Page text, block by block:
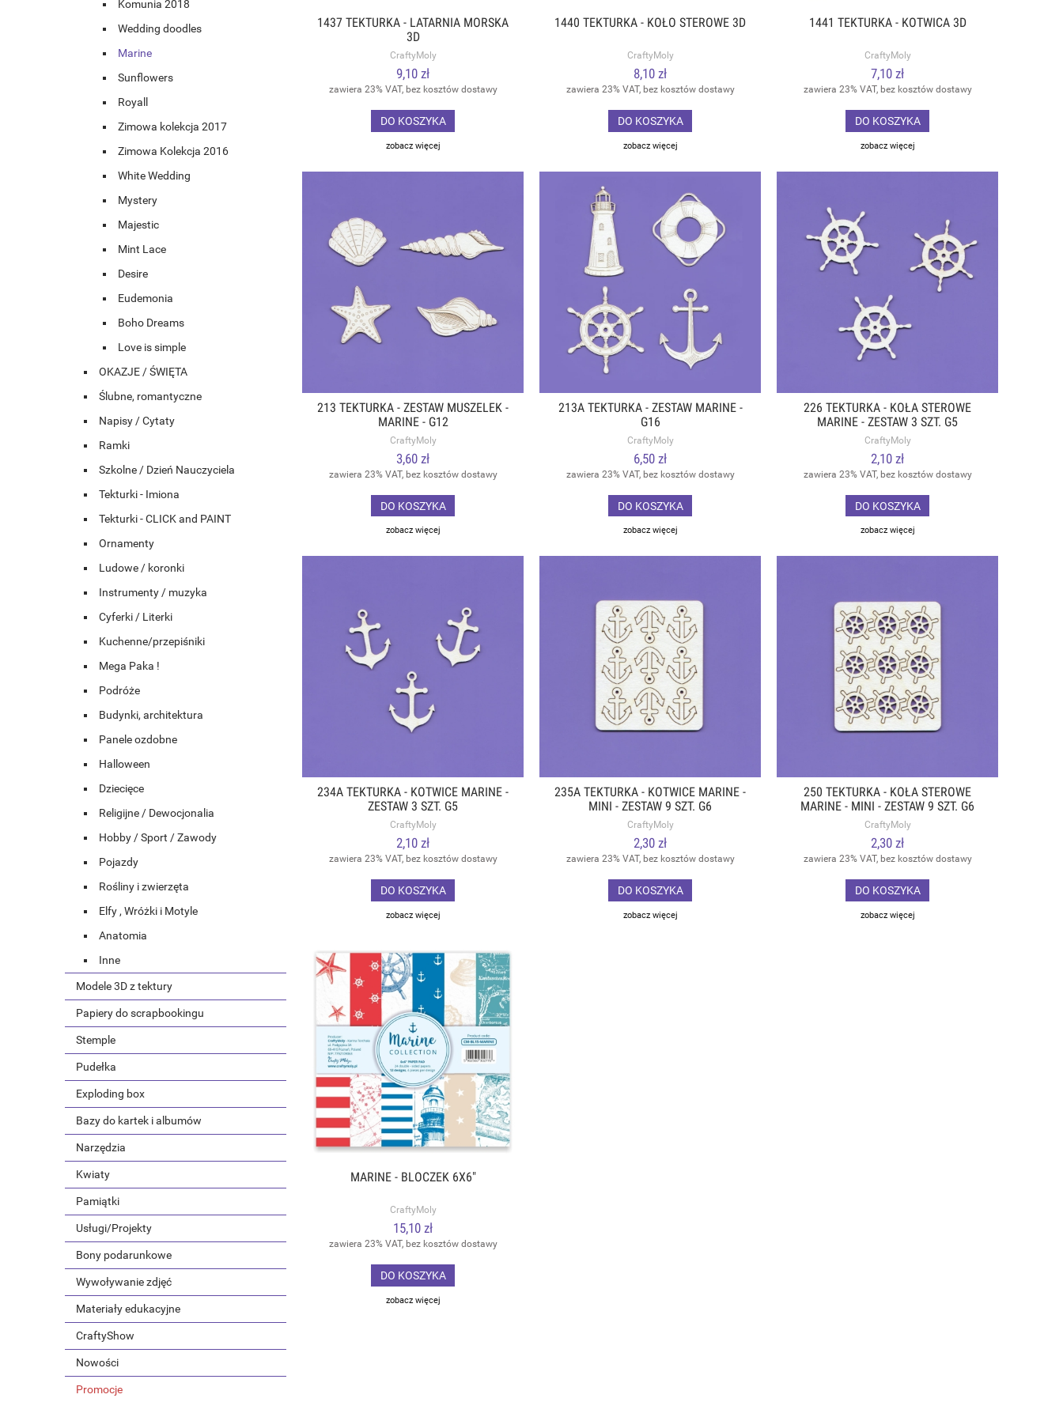
Komunia 2018
Wedding doodles
Marine
Sunflowers
Royall
Zimowa kolekcja 2017
Zimowa Kolekcja 2016
White Wedding
Mystery
Majestic
Mint Lace
Desire
Eudemonia
Boho Dreams
Love is simple
OKAZJE / ŚWIĘTA
Ślubne, romantyczne
Napisy / Cytaty
Ramki
Szkolne / Dzień Nauczyciela
Tekturki - Imiona
Tekturki - CLICK and PAINT
Ornamenty
Ludowe / koronki
Instrumenty / muzyka
Cyferki / Literki
Kuchenne/przepiśniki
Mega Paka !
Podróże
Budynki, architektura
Panele ozdobne
Halloween
Dziecięce
Religijne / Dewocjonalia
Hobby / Sport / Zawody
Pojazdy
Rośliny i zwierzęta
Elfy , Wróżki i Motyle
Anatomia
Inne
Modele 3D z tektury
Papiery do scrapbookingu
Stemple
Pudełka
Exploding box
Bazy do kartek i albumów
Narzędzia
Kwiaty
Pamiątki
Usługi/Projekty
Bony podarunkowe
Wywoływanie zdjęć
Materiały edukacyjne
CraftyShow
Nowości
Promocje
1437 TEKTURKA - LATARNIA MORSKA
3D
CraftyMoly
9,10 zł
zawiera 23% VAT, bez kosztów dostawy
DO KOSZYKA
zobacz więcej
1440 TEKTURKA - KOŁO STEROWE 3D
CraftyMoly
8,10 zł
zawiera 23% VAT, bez kosztów dostawy
DO KOSZYKA
zobacz więcej
1441 TEKTURKA - KOTWICA 3D
CraftyMoly
7,10 zł
zawiera 23% VAT, bez kosztów dostawy
DO KOSZYKA
zobacz więcej
213 TEKTURKA - ZESTAW MUSZELEK -
MARINE - G12
CraftyMoly
3,60 zł
zawiera 23% VAT, bez kosztów dostawy
DO KOSZYKA
zobacz więcej
213A TEKTURKA - ZESTAW MARINE -
G16
CraftyMoly
6,50 zł
zawiera 23% VAT, bez kosztów dostawy
DO KOSZYKA
zobacz więcej
226 TEKTURKA - KOŁA STEROWE
MARINE - ZESTAW 3 SZT. G5
CraftyMoly
2,10 zł
zawiera 23% VAT, bez kosztów dostawy
DO KOSZYKA
zobacz więcej
234A TEKTURKA - KOTWICE MARINE -
ZESTAW 3 SZT. G5
CraftyMoly
2,10 zł
zawiera 23% VAT, bez kosztów dostawy
DO KOSZYKA
zobacz więcej
235A TEKTURKA - KOTWICE MARINE -
MINI - ZESTAW 9 SZT. G6
CraftyMoly
2,30 zł
zawiera 23% VAT, bez kosztów dostawy
DO KOSZYKA
zobacz więcej
250 TEKTURKA - KOŁA STEROWE
MARINE - MINI - ZESTAW 9 SZT. G6
CraftyMoly
2,30 zł
zawiera 23% VAT, bez kosztów dostawy
DO KOSZYKA
zobacz więcej
MARINE - BLOCZEK 6X6"
CraftyMoly
15,10 zł
zawiera 23% VAT, bez kosztów dostawy
DO KOSZYKA
zobacz więcej